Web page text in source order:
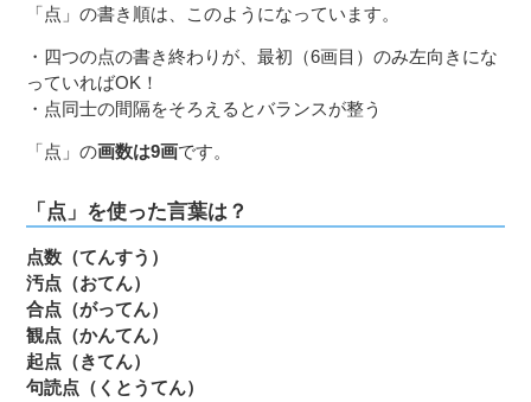
「点」の書き順は、このようになっています。
・四つの点の書き終わりが、最初（6画目）のみ左向きにな
っていればOK！
・点同士の間隔をそろえるとバランスが整う
「点」の画数は9画です。
「点」を使った言葉は？
点数（てんすう）
汚点（おてん）
合点（がってん）
観点（かんてん）
起点（きてん）
句読点（くとうてん）